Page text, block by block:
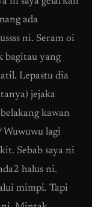
ada
ni. Seram oi
bagitau yang
Lepastu dia
jejaka
kawan
Wuwuwu lagi
Sebab saya ni
halus ni.
mimpi. Tapi